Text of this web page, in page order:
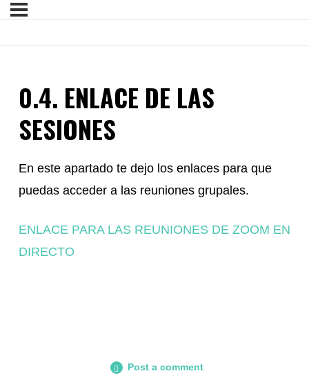
0.4. ENLACE DE LAS
SESIONES
En este apartado te dejo los enlaces para que
puedas acceder a las reuniones grupales.
ENLACE PARA LAS REUNIONES DE ZOOM EN
DIRECTO
Post a comment